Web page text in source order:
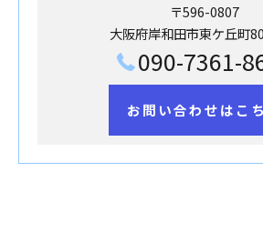
〒596-0807
大阪府岸和田市東ケ丘町
090-7361-
お問い合わせはこ